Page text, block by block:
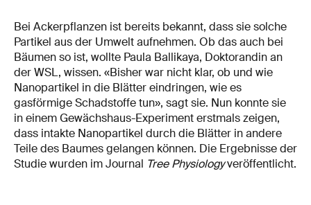
Bei Ackerpflanzen ist bereits bekannt, dass sie solche
Partikel aus der Umwelt aufnehmen. Ob das auch bei
Bäumen so ist, wollte Paula Ballikaya, Doktorandin an
der WSL, wissen. «Bisher war nicht klar, ob und wie
Nanopartikel in die Blätter eindringen, wie es
gasförmige Schadstoffe tun», sagt sie. Nun konnte sie
in einem Gewächshaus-Experiment erstmals zeigen,
dass intakte Nanopartikel durch die Blätter in andere
Teile des Baumes gelangen können. Die Ergebnisse der
Studie wurden im Journal Tree Physiologyveröffentlicht.